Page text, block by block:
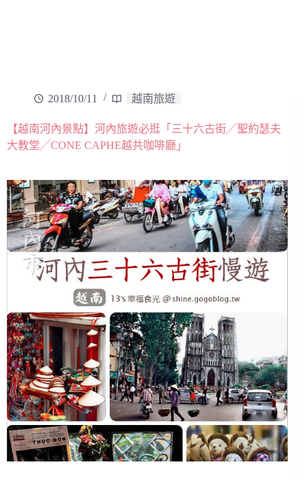
2018/10/11 越南旅遊
【越南河內景點】河內旅遊必逛「三十六古街╱聖約瑟夫
大教堂╱CONE CAPHE越共咖啡廳」